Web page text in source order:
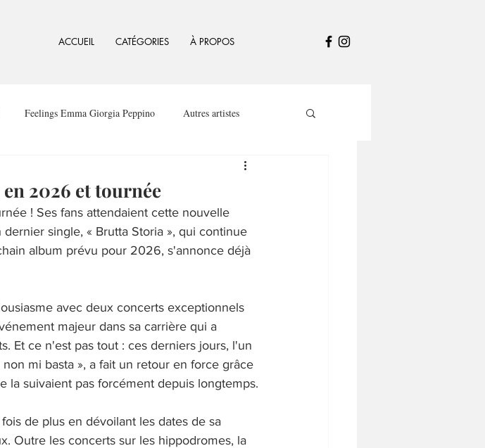
ACCUEIL CATÉGORIES À PROPOS
Feelings Emma Giorgia Peppino Autres artistes
2026 et tournée
! Ses fans attendaient cette nouvelle
single, « Brutta Storia », qui continue
album prévu pour 2026, s'annonce déjà
avec deux concerts exceptionnels
majeur dans sa carrière qui a
Et ce n'est pas tout : ces derniers jours, l'un
mi basta », a fait un retour en force grâce
la suivaient pas forcément depuis longtemps.
de plus en dévoilant les dates de sa
Outre les concerts sur les hippodromes, la